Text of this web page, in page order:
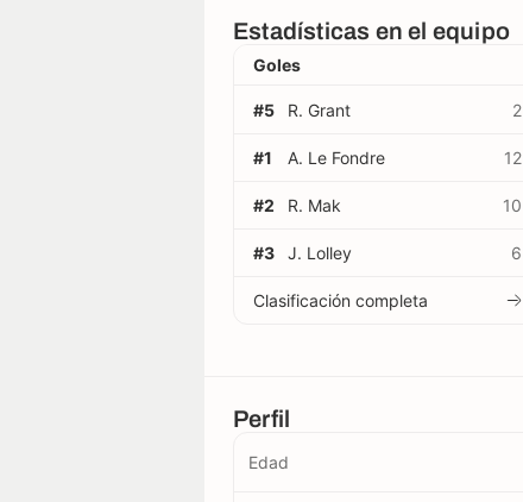
Estadísticas en el equipo
Goles
#5 R. Grant 2
#1 A. Le Fondre 12
#2 R. Mak 10
#3 J. Lolley 6
Clasificación completa
Perfil
Edad